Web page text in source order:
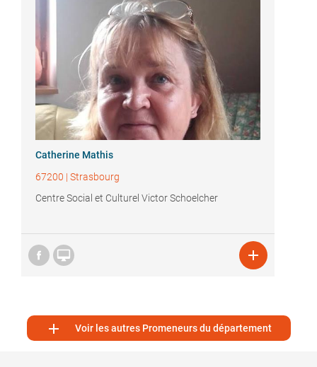
Catherine Mathis
67200 | Strasbourg
Centre Social et Culturel Victor Schoelcher
 
 Voir les autres Promeneurs du département